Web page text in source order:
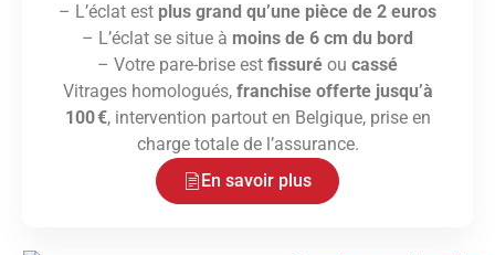
– L’éclat est plus grand qu’une pièce de 2 euros
– L’éclat se situe à moins de 6 cm du bord
– Votre pare-brise est fissuré ou cassé
Vitrages homologués, franchise offerte jusqu’à
100 €, intervention partout en Belgique, prise en
charge totale de l’assurance.
En savoir plus